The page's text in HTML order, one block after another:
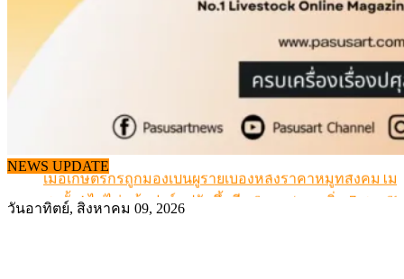
NEWS UPDATE
เดินหน้าดัน “ราคากลางโคเนื้อ” แก้ปัญหาราคาโคเนื้อตก
สรุปภาวะ สินค้าเกษตรประจำสัปดาห์ วันที่ 3 – 7 สิงหาคม
เมื่อเกษตรกรถูกมองเป็นผู้ร้ายเบื้องหลังราคาหมูที่สังคมไม่
สุดอั้น! ไข่ไก่หน้าฟาร์มปรับขึ้นอีก 6 บาท/แผง เริ่ม 7 ส.ค.69
วันอาทิตย์, สิงหาคม 09, 2026